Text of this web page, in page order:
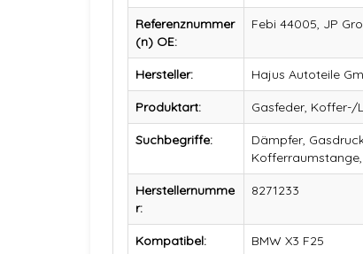
Referenznummer
(n) OE:
Febi 44005, JP
Hersteller: Hajus Autoteile
Produktart: Gasfeder, Koffer-/
Suchbegriffe:
Dämpfer,
Herstellernumme
r:
8271233
Kompatibel: BMW X3 F25